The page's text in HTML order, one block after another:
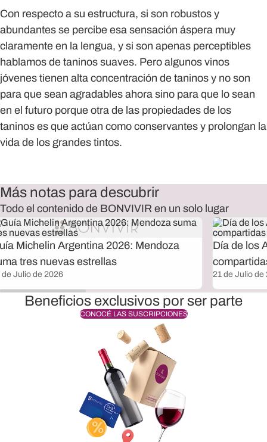
Con respecto a su estructura, si son robustos y
abundantes se percibe esa sensación áspera muy
claramente en la lengua, y si son apenas perceptibles
hablamos de taninos suaves. Pero algunos vinos
jóvenes tienen alta concentración de taninos y no son
para que sean agradables ahora sino para que lo sean
en el futuro porque otra de las propiedades de los
taninos es que actúan como conservantes y prolongan la
vida de los grandes tintos.
Más notas para descubrir
Todo el contenido de BONVIVIR en un solo lugar
Michelin Argentina 2026: Mendoza
tres nuevas estrellas
de Julio de 2026
Día de los
21 de Julio de
Beneficios exclusivos por ser parte
CONOCÉ LAS SUSCRIPCIONES